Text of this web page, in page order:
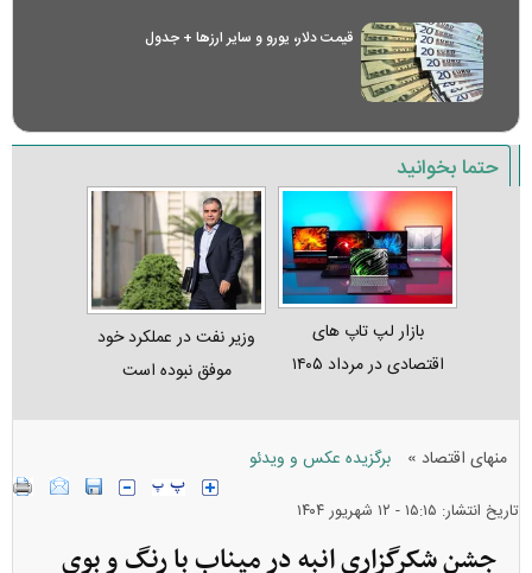
قیمت دلار، یورو و سایر ارز‌ها + جدول
حتما بخوانید
بازار لپ‌ تاپ‌ های
اقتصادی در مرداد ۱۴۰۵
وزیر نفت در عملکرد خود
موفق نبوده است
منهای اقتصاد » برگزیده عکس و ویدئو
تاریخ انتشار: ۱۵:۱۵ - ۱۲ شهريور ۱۴۰۴
جشن شکرگزاری انبه در میناب با رنگ و بوی